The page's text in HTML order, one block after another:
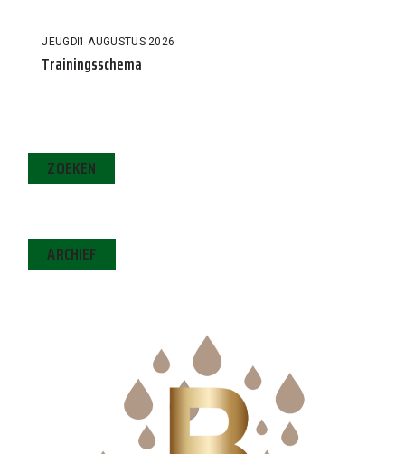
JEUGD 1 AUGUSTUS 2026
Trainingsschema
ZOEKEN
ARCHIEF